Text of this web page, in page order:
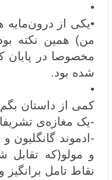
•
•یکی از
من) همین نکته
مخصوصا در پایان
شده بود.
•
کمی از داستان
-یک مغازه‌ی
-ادموند گانگلیون
و مولو(که
نقاط تامل